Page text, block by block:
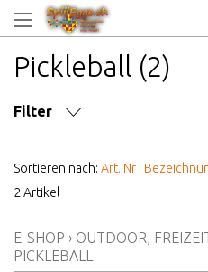
Pickleball (2)
Filter
AB WELCHEM ALTER
ALTER AB
Sortieren nach: Art. Nr
2 Artikel
E-SHOP › OUTDOOR,
PICKLEBALL